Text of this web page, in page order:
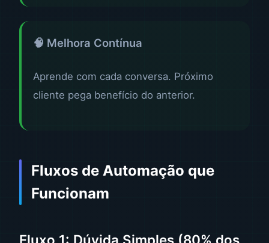
🧠 Melhora Contínua
Aprende com cada conversa. Próximo
cliente pega benefício do anterior.
Fluxos de Automação que
Funcionam
Fluxo 1: Dúvida Simples (80% dos